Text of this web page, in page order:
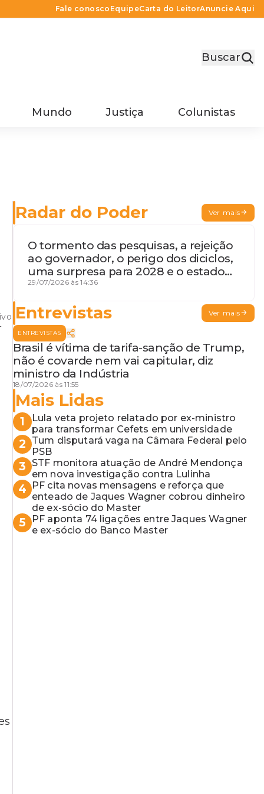
Fale conosco EquipeCarta do LeitorAnuncie Aqui
Buscar
Mundo Justiça Colunistas
Radar do Poder Ver mais
O tormento das pesquisas, a rejeição
ao governador, o perigo dos diciclos,
uma surpresa para 2028 e o estado
de terceira guerra mundial
29/07/2026 às 14:36
Entrevistas Ver mais
ENTREVISTAS
Brasil é vítima de tarifa-sanção de Trump,
não é covarde nem vai capitular, diz
ministro da Indústria
18/07/2026 às 11:55
Mais Lidas
1
Lula veta projeto relatado por ex-ministro
para transformar Cefets em universidade
2
Tum disputará vaga na Câmara Federal pelo
PSB
3
STF monitora atuação de André Mendonça
em nova investigação contra Lulinha
4
PF cita novas mensagens e reforça que
enteado de Jaques Wagner cobrou dinheiro
de ex-sócio do Master
5
PF aponta 74 ligações entre Jaques Wagner
e ex-sócio do Banco Master